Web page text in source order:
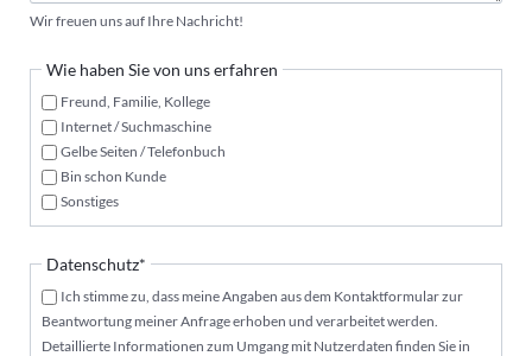
Wir freuen uns auf Ihre Nachricht!
Wie haben Sie von uns erfahren
Freund, Familie, Kollege
Internet / Suchmaschine
Gelbe Seiten / Telefonbuch
Bin schon Kunde
Sonstiges
Pflichtfeld
Datenschutz*
Ich stimme zu, dass meine Angaben aus dem Kontaktformular zur
Beantwortung meiner Anfrage erhoben und verarbeitet werden.
Detaillierte Informationen zum Umgang mit Nutzerdaten finden Sie in